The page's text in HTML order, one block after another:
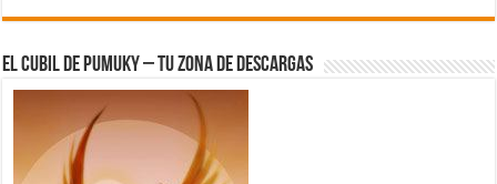
El Cubil de Pumuky – Tu zona de Descargas